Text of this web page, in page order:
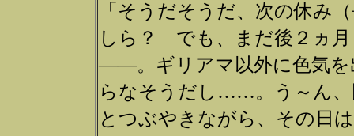
「そうだそうだ、次の休み
しら？ でも、まだ後２ヵ
――。ギリアマ以外に色気を
らなそうだし……。う～ん、
とつぶやきながら、その日